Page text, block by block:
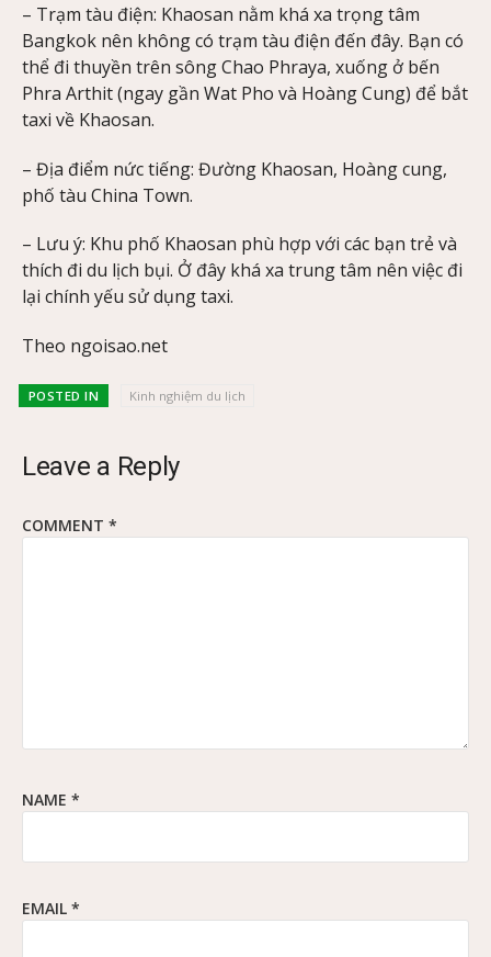
– Trạm tàu điện: Khaosan nằm khá xa trọng tâm
Bangkok nên không có trạm tàu điện đến đây. Bạn có
thể đi thuyền trên sông Chao Phraya, xuống ở bến
Phra Arthit (ngay gần Wat Pho và Hoàng Cung) để bắt
taxi về Khaosan.
– Địa điểm nức tiếng: Đường Khaosan, Hoàng cung,
phố tàu China Town.
– Lưu ý: Khu phố Khaosan phù hợp với các bạn trẻ và
thích đi du lịch bụi. Ở đây khá xa trung tâm nên việc đi
lại chính yếu sử dụng taxi.
Theo ngoisao.net
POSTED IN Kinh nghiệm du lịch
Leave a Reply
COMMENT *
NAME *
EMAIL *